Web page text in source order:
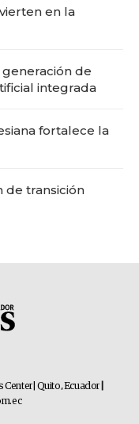
en la
de
integrada
fortalece la
de transición
Center | Quito, Ecuador